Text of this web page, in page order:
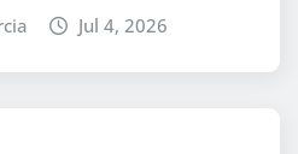
Jul 4, 2026